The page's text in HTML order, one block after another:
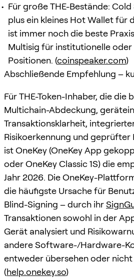
Für große THE-Bestände:
plus ein kleines Hot Wallet für
ist immer noch die beste
Multisig für institutionelle
Positionen. (coinspeaker.com)
Abschließende Empfehlung –
Für THE-Token-Inhaber, die die
Multichain-Abdeckung,
Transaktionsklarheit,
Risikoerkennung und geprüfter
ist OneKey (OneKey App
oder OneKey Classic 1S) die
Jahr 2026. Die OneKey-
die häufigste Ursache für
Blind-Signing – durch ihr
Transaktionen sowohl in der
Gerät analysiert und
andere Software-/Hardware-
entweder übersehen oder
(help.onekey.so)